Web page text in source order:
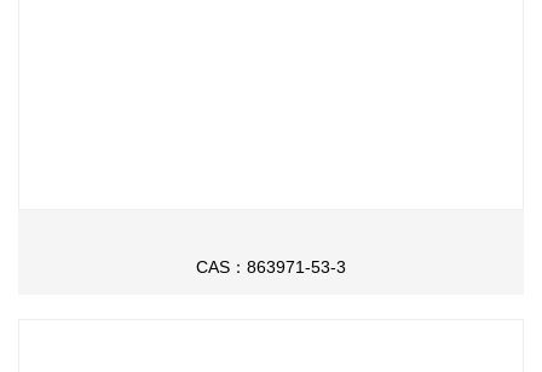
CAS：863971-53-3